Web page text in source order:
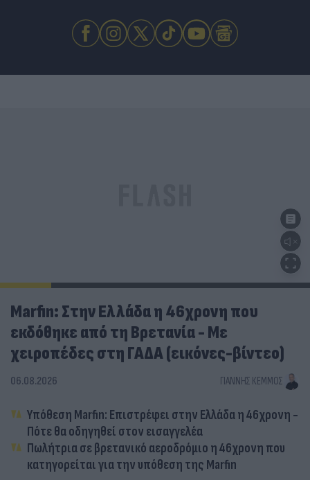
Marfin: Στην Ελλάδα η 46χρονη που
εκδόθηκε από τη Βρετανία - Με
χειροπέδες στη ΓΑΔΑ (εικόνες-βίντεο)
06.08.2026 ΓΙΆΝΝΗΣ ΚΈΜΜΟΣ
Υπόθεση Marfin: Επιστρέφει στην Ελλάδα η 46χρονη -
Πότε θα οδηγηθεί στον εισαγγελέα
Πωλήτρια σε βρετανικό αεροδρόμιο η 46χρονη που
κατηγορείται για την υπόθεση της Marfin